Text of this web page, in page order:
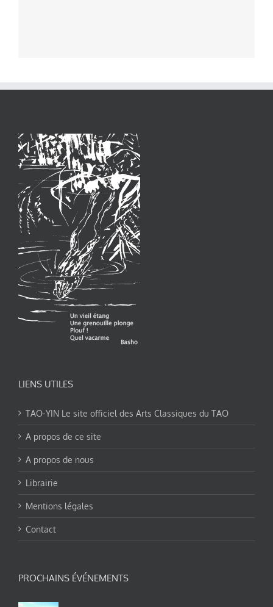
LIENS UTILES
TAO-YIN Le site officiel des Arts Classiques du TAO
A propos de ce site
A propos de nous
Librairie
Mentions légales
Contact
PROCHAINS ÉVÉNEMENTS